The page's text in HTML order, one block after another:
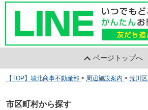
ページトップへ
【TOP】城北商事不動産部 > 周辺施設案内 > 荒川区
市区町村から探す